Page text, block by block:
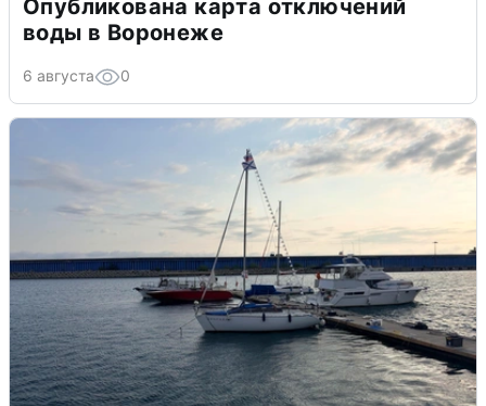
Опубликована карта отключений
воды в Воронеже
6 августа 0